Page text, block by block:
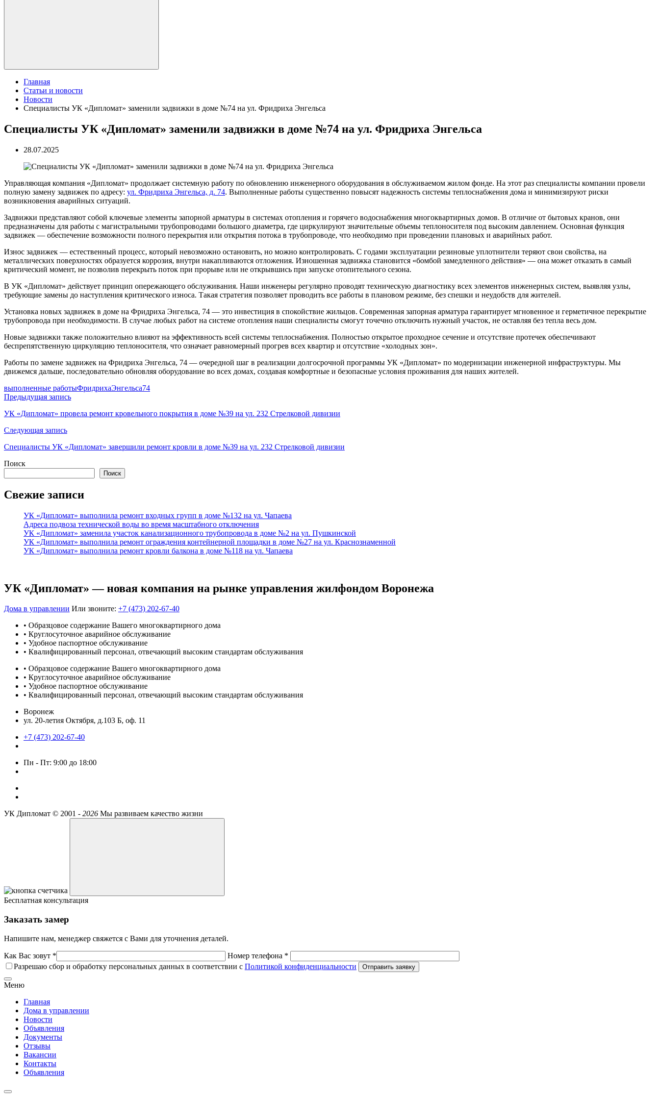
Главная
Статьи и новости
Новости
Специалисты УК «Дипломат» заменили задвижки в доме №74 на ул. Фридриха Энгельса
Специалисты УК «Дипломат» заменили задвижки в доме №74 на ул. Фридриха Энгельса
28.07.2025
Управляющая компания «Дипломат» продолжает системную работу по обновлению инженерного оборудования в обслуживаемом жилом фонде. На этот раз специалисты компании провели
полную замену задвижек по адресу: ул. Фридриха Энгельса, д. 74. Выполненные работы существенно повысят надежность системы теплоснабжения дома и минимизируют риски
возникновения аварийных ситуаций.
Задвижки представляют собой ключевые элементы запорной арматуры в системах отопления и горячего водоснабжения многоквартирных домов. В отличие от бытовых кранов, они
предназначены для работы с магистральными трубопроводами большого диаметра, где циркулируют значительные объемы теплоносителя под высоким давлением. Основная функция
задвижек — обеспечение возможности полного перекрытия или открытия потока в трубопроводе, что необходимо при проведении плановых и аварийных работ.
Износ задвижек — естественный процесс, который невозможно остановить, но можно контролировать. С годами эксплуатации резиновые уплотнители теряют свои свойства, на
металлических поверхностях образуется коррозия, внутри накапливаются отложения. Изношенная задвижка становится «бомбой замедленного действия» — она может отказать в самый
критический момент, не позволив перекрыть поток при прорыве или не открывшись при запуске отопительного сезона.
В УК «Дипломат» действует принцип опережающего обслуживания. Наши инженеры регулярно проводят техническую диагностику всех элементов инженерных систем, выявляя узлы,
требующие замены до наступления критического износа. Такая стратегия позволяет проводить все работы в плановом режиме, без спешки и неудобств для жителей.
Установка новых задвижек в доме на Фридриха Энгельса, 74 — это инвестиция в спокойствие жильцов. Современная запорная арматура гарантирует мгновенное и герметичное перекрытие
трубопровода при необходимости. В случае любых работ на системе отопления наши специалисты смогут точечно отключить нужный участок, не оставляя без тепла весь дом.
Новые задвижки также положительно влияют на эффективность всей системы теплоснабжения. Полностью открытое проходное сечение и отсутствие протечек обеспечивают
беспрепятственную циркуляцию теплоносителя, что означает равномерный прогрев всех квартир и отсутствие «холодных зон».
Работы по замене задвижек на Фридриха Энгельса, 74 — очередной шаг в реализации долгосрочной программы УК «Дипломат» по модернизации инженерной инфраструктуры. Мы
движемся дальше, последовательно обновляя оборудование во всех домах, создавая комфортные и безопасные условия проживания для наших жителей.
выполненные работыФридрихаЭнгельса74
Навигация
по
записям
Предыдущая запись
УК «Дипломат» провела ремонт кровельного покрытия в доме №39 на ул. 232 Стрелковой дивизии
Следующая запись
Специалисты УК «Дипломат» завершили ремонт кровли в доме №39 на ул. 232 Стрелковой дивизии
Поиск
Поиск
Свежие записи
УК «Дипломат» выполнила ремонт входных групп в доме №132 на ул. Чапаева
Адреса подвоза технической воды во время масштабного отключения
УК «Дипломат» заменила участок канализационного трубопровода в доме №2 на ул. Пушкинской
УК «Дипломат» выполнила ремонт ограждения контейнерной площадки в доме №27 на ул. Краснознаменной
УК «Дипломат» выполнила ремонт кровли балкона в доме №118 на ул. Чапаева
УК «Дипломат» — новая компания на рынке управления жилфондом Воронежа
Дома в управлении Или звоните: +7 (473) 202-67-40
• Образцовое содержание Вашего многоквартирного дома
• Круглосуточное аварийное обслуживание
• Удобное паспортное обслуживание
• Квалифицированный персонал, отвечающий высоким стандартам обслуживания
• Образцовое содержание Вашего многоквартирного дома
• Круглосуточное аварийное обслуживание
• Удобное паспортное обслуживание
• Квалифицированный персонал, отвечающий высоким стандартам обслуживания
Воронеж
ул. 20-летия Октября, д.103 Б, оф. 11
+7 (473) 202-67-40
Пн - Пт: 9:00 до 18:00
УК Дипломат © 2001 - 2026 Мы развиваем качество жизни
Бесплатная консультация
Заказать замер
Напишите нам, менеджер свяжется с Вами для уточнения деталей.
Как Вас зовут *
Номер телефона *
Разрешаю сбор и обработку персональных данных в соответствии с Политикой конфиденциальности Отправить заявку
Меню
Главная
Дома в управлении
Новости
Объявления
Документы
Отзывы
Вакансии
Контакты
Объявления